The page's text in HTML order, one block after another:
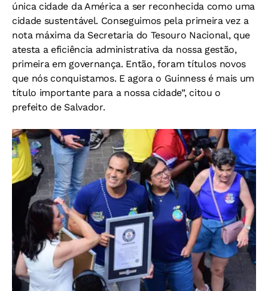
única cidade da América a ser reconhecida como uma
cidade sustentável. Conseguimos pela primeira vez a
nota máxima da Secretaria do Tesouro Nacional, que
atesta a eficiência administrativa da nossa gestão,
primeira em governança. Então, foram títulos novos
que nós conquistamos. E agora o Guinness é mais um
título importante para a nossa cidade”, citou o
prefeito de Salvador.